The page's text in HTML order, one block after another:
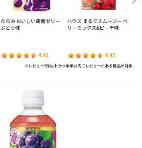
たらみ おいしい蒟蒻ゼリー
ぶどう味
4.42
ハウス まるでスムージー ベ
リーミックス&ピーチ味
4.42
※レビュー7件以上かつ半年以内にレビューがある商品が対象